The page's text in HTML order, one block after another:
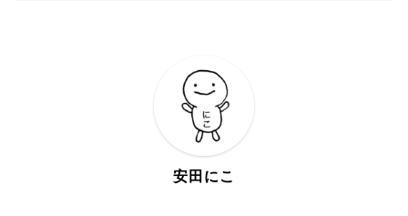
安田にこ